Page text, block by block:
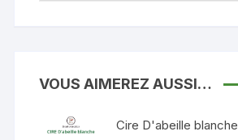
VOUS AIMEREZ AUSSI…
Cire D'abeille blanche